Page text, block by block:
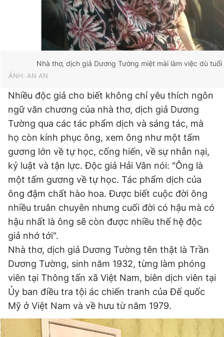
Giấy phép xuất bản số 110/GP - BTTTT cấp ngày 24.3.2020
© 2003-2026 Bản quyền thuộc về Báo Thanh Niên. Cấm sao
chép dưới mọi hình thức nếu không có sự chấp thuận bằng văn
bản. Phát triển bởi ePi Technologies, JSC.
Nhà thơ, dịch giả Dương Tường miệt mài làm việc dù tuổi
ẢNH: AN AN
Nhiều độc giả cho biết không chỉ yêu thích ngôn
ngữ văn chương của nhà thơ, dịch giả Dương
Tường qua các tác phẩm dịch và sáng tác, mà
họ còn kính phục ông, xem ông như một tấm
gương lớn về tự học, cống hiến, về sự nhẫn nại,
kỷ luật và tận lực. Độc giả Hải Vân nói: "Ông là
một tấm gương về tự học. Tác phẩm dịch của
ông đậm chất hào hoa. Được biết cuộc đời ông
nhiều truân chuyên nhưng cuối đời có hậu mà có
hậu nhất là ông sẽ còn được nhiều thế hệ độc
giả nhớ tới".
Nhà thơ, dịch giả Dương Tường tên thật là Trần
Dương Tường, sinh năm 1932, từng làm phóng
viên tại Thông tấn xã Việt Nam, biên dịch viên tại
Ủy ban điều tra tội ác chiến tranh của Đế quốc
Mỹ ở Việt Nam và về hưu từ năm 1979.